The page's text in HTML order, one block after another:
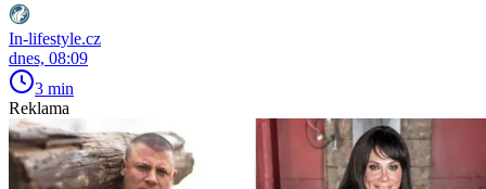
In-lifestyle.cz
dnes, 08:09
3 min
Reklama